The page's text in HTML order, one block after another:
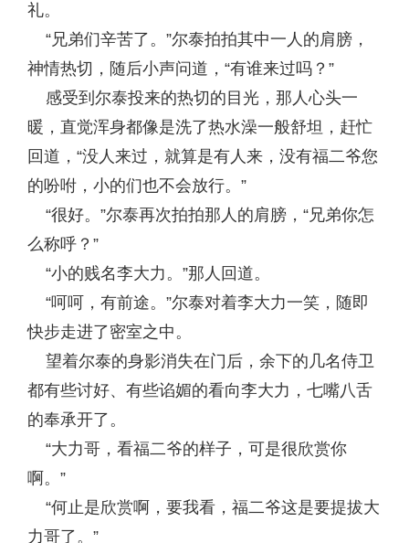
礼。
“兄弟们辛苦了。”尔泰拍拍其中一人的肩膀，
神情热切，随后小声问道，“有谁来过吗？”
感受到尔泰投来的热切的目光，那人心头一
暖，直觉浑身都像是洗了热水澡一般舒坦，赶忙
回道，“没人来过，就算是有人来，没有福二爷您
的吩咐，小的们也不会放行。”
“很好。”尔泰再次拍拍那人的肩膀，“兄弟你怎
么称呼？”
“小的贱名李大力。”那人回道。
“呵呵，有前途。”尔泰对着李大力一笑，随即
快步走进了密室之中。
望着尔泰的身影消失在门后，余下的几名侍卫
都有些讨好、有些谄媚的看向李大力，七嘴八舌
的奉承开了。
“大力哥，看福二爷的样子，可是很欣赏你
啊。”
“何止是欣赏啊，要我看，福二爷这是要提拔大
力哥了。”